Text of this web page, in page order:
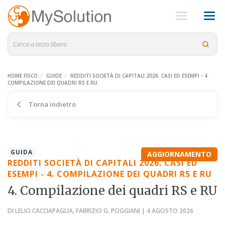
HOME FISCO GUIDE
REDDITI SOCIETÀ DI CAPITALI 2026. CASI ED ESEMPI - 4.
COMPILAZIONE DEI QUADRI RS E RU
Torna indietro
AGGIORNAMENTO
GUIDA
REDDITI SOCIETÀ DI CAPITALI 2026. CASI ED
ESEMPI - 4. COMPILAZIONE DEI QUADRI RS E RU
4. Compilazione dei quadri RS e RU
DI LELIO CACCIAPAGLIA, FABRIZIO G. POGGIANI | 4 AGOSTO 2026